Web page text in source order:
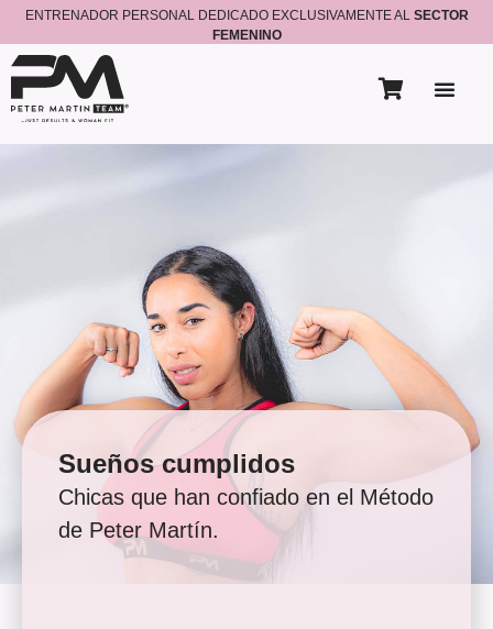
ENTRENADOR PERSONAL DEDICADO EXCLUSIVAMENTE AL SECTOR
FEMENINO
Sueños cumplidos
Chicas que han confiado en el Método
de Peter Martín.